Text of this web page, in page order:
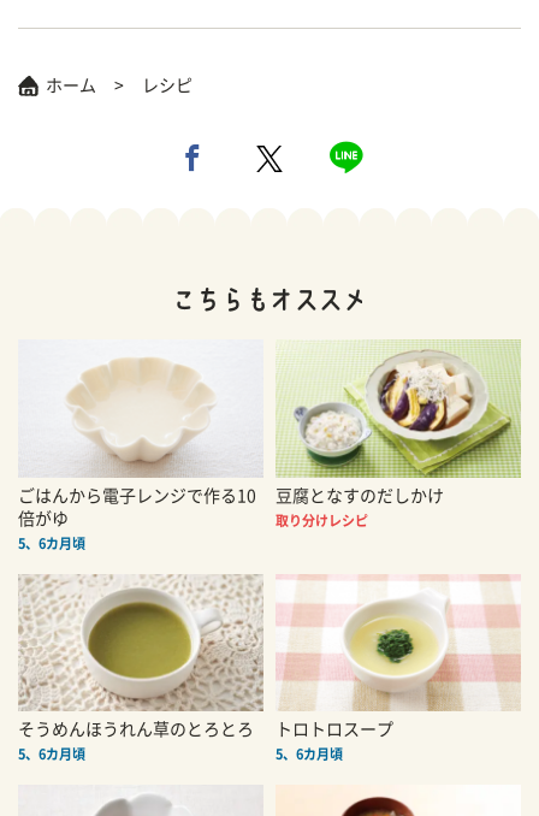
ホーム レシピ
ごはんから電子レンジで作る10
倍がゆ
5、6カ月頃
豆腐となすのだしかけ
取り分けレシピ
そうめんほうれん草のとろとろ
5、6カ月頃
トロトロスープ
5、6カ月頃